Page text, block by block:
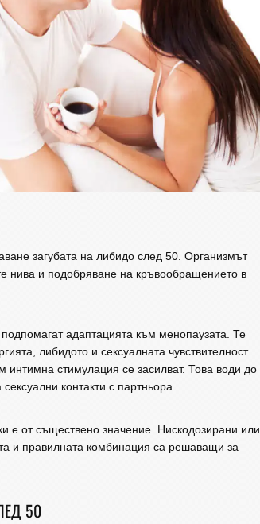
загубата на либидо след 50. Организмът
нива и подобряване на кръвообращението в
адаптацията към менопаузата. Те
либидото и сексуалната чувствителност.
интимна стимулация се засилват. Това води до
контакти с партньора.
е от съществено значение. Нискодозирани или
и правилната комбинация са решаващи за
50